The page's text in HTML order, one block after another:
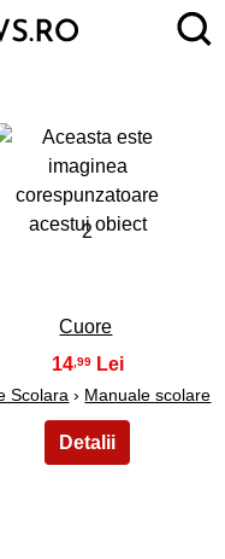
2
Cuore
14 ,99
Scolara › Manuale scolare